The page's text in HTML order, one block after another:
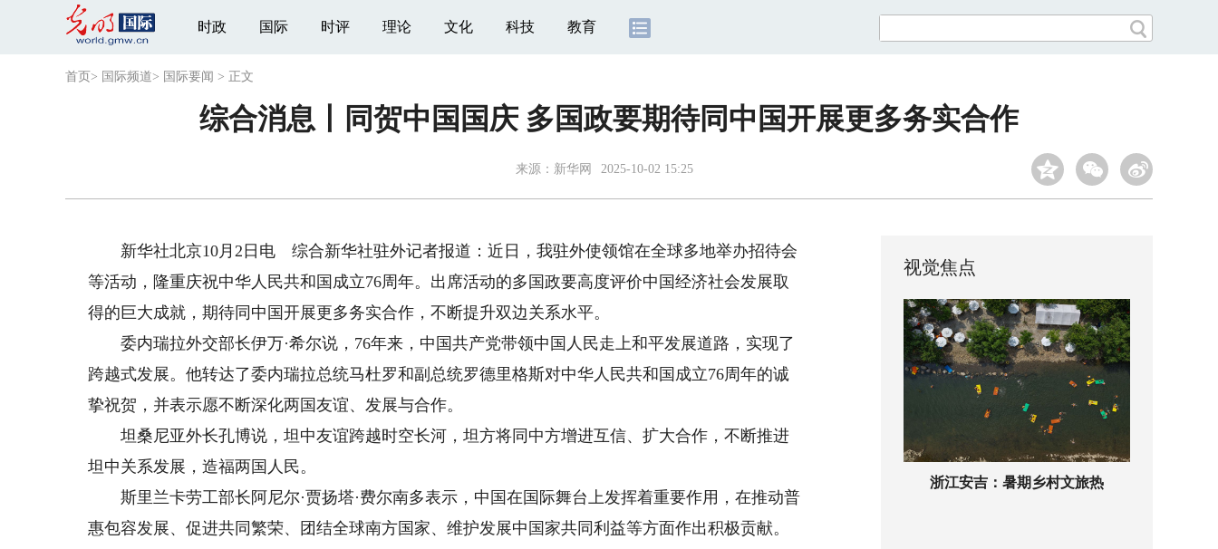
时政 国际 时评 理论 文化 科技 教育
首页 > 国际频道> 国际要闻 > 正文
综合消息丨同贺中国国庆 多国政要期待同中国开展更多务实合作
来源： 新华网 2025-10-02 15:25
新华社北京10月2日电 综合新华社驻外记者报道：近日，我驻外使领馆在全球多地举办招待会
等活动，隆重庆祝中华人民共和国成立76周年。出席活动的多国政要高度评价中国经济社会发展取
得的巨大成就，期待同中国开展更多务实合作，不断提升双边关系水平。
委内瑞拉外交部长伊万·希尔说，76年来，中国共产党带领中国人民走上和平发展道路，实现了
跨越式发展。他转达了委内瑞拉总统马杜罗和副总统罗德里格斯对中华人民共和国成立76周年的诚
挚祝贺，并表示愿不断深化两国友谊、发展与合作。
坦桑尼亚外长孔博说，坦中友谊跨越时空长河，坦方将同中方增进互信、扩大合作，不断推进
坦中关系发展，造福两国人民。
斯里兰卡劳工部长阿尼尔·贾扬塔·费尔南多表示，中国在国际舞台上发挥着重要作用，在推动普
惠包容发展、促进共同繁荣、团结全球南方国家、维护发展中国家共同利益等方面作出积极贡献。
视觉焦点
浙江安吉：暑期乡村文旅热